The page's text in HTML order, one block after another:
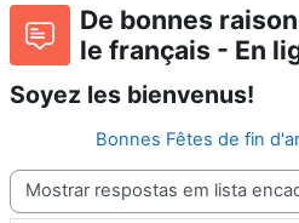
De bonnes
le français - En
Soyez les bienvenus!
Bonnes Fêtes de fin
Modo de visualização